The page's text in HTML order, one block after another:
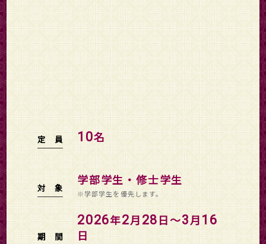
定 員 10名
対 象
学部学生・修士学生
※学部学生を優先します。
期 間
2026年2月28日～3月16
日